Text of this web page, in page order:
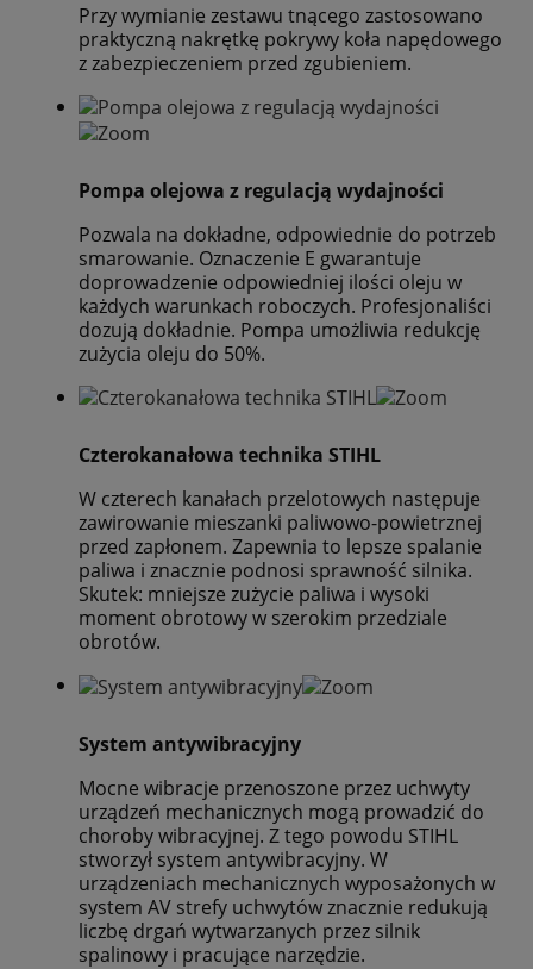
Przy wymianie zestawu tnącego zastosowano
praktyczną nakrętkę pokrywy koła napędowego
z zabezpieczeniem przed zgubieniem.
Pompa olejowa z regulacją wydajności
Pozwala na dokładne, odpowiednie do potrzeb
smarowanie. Oznaczenie E gwarantuje
doprowadzenie odpowiedniej ilości oleju w
każdych warunkach roboczych. Profesjonaliści
dozują dokładnie. Pompa umożliwia redukcję
zużycia oleju do 50%.
Czterokanałowa technika STIHL
W czterech kanałach przelotowych następuje
zawirowanie mieszanki paliwowo-powietrznej
przed zapłonem. Zapewnia to lepsze spalanie
paliwa i znacznie podnosi sprawność silnika.
Skutek: mniejsze zużycie paliwa i wysoki
moment obrotowy w szerokim przedziale
obrotów.
System antywibracyjny
Mocne wibracje przenoszone przez uchwyty
urządzeń mechanicznych mogą prowadzić do
choroby wibracyjnej. Z tego powodu STIHL
stworzył system antywibracyjny. W
urządzeniach mechanicznych wyposażonych w
system AV strefy uchwytów znacznie redukują
liczbę drgań wytwarzanych przez silnik
spalinowy i pracujące narzędzie.